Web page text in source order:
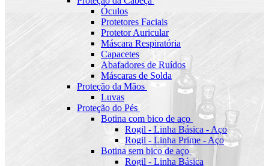
Óculos
Protetores Faciais
Protetor Auricular
Máscara Respiratória
Capacetes
Abafadores de Ruídos
Máscaras de Solda
Proteção da Mãos
Luvas
Proteção do Pés
Botina com bico de aço
Rogil - Linha Básica - Aço
Rogil - Linha Prime - Aço
Botina sem bico de aço
Rogil - Linha Básica